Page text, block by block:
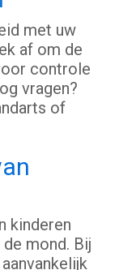
met uw
af om de
controle
vragen?
of
kinderen
mond. Bij